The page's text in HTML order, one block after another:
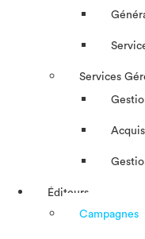
Services
Éditeurs
Campagnes